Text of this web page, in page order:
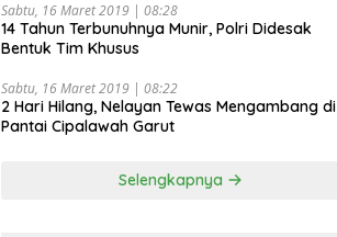
Sabtu, 16 Maret 2019 | 08:28
14 Tahun Terbunuhnya Munir, Polri Didesak
Bentuk Tim Khusus
Sabtu, 16 Maret 2019 | 08:22
2 Hari Hilang, Nelayan Tewas Mengambang di
Pantai Cipalawah Garut
Selengkapnya